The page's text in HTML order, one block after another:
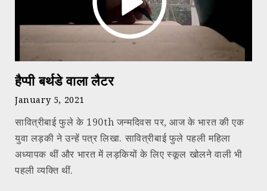
हैप्पी बर्थडे वाला लैटर
January 5, 2021
सावित्रीबाई फुले के 190th जन्मदिवस पर, आज के भारत की एक
युवा लड़की ने उन्हें पत्र लिखा. सावित्रीबाई फुले पहली महिला
अध्यापक थीं और भारत में लड़कियों के लिए स्कूल खोलने वाली भी
पहली व्यक्ति थीं.